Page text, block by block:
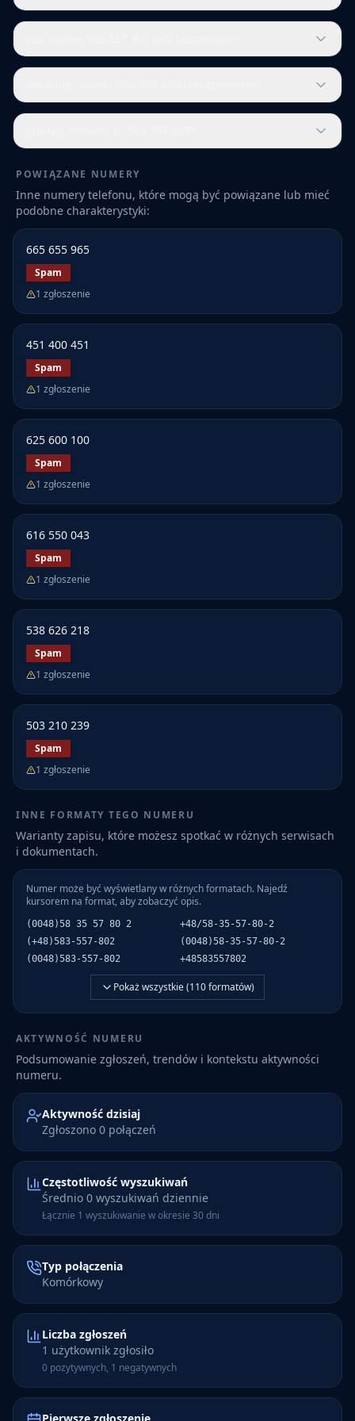
POWIĄZANE NUMERY
Inne numery telefonu, które mogą być powiązane lub mieć
podobne charakterystyki:
665 655 965
Spam
1 zgłoszenie
451 400 451
Spam
1 zgłoszenie
625 600 100
Spam
1 zgłoszenie
616 550 043
Spam
1 zgłoszenie
538 626 218
Spam
1 zgłoszenie
503 210 239
Spam
1 zgłoszenie
INNE FORMATY TEGO NUMERU
Warianty zapisu, które możesz spotkać w różnych serwisach
i dokumentach.
Numer może być wyświetlany w różnych formatach. Najedź
kursorem na format, aby zobaczyć opis.
(0048)58 35 57 80 2
+48/58-35-57-80-2
(+48)583-557-802
(0048)58-35-57-80-2
(0048)583-557-802
+48583557802
Pokaż wszystkie (110formatów)
AKTYWNOŚĆ NUMERU
Podsumowanie zgłoszeń, trendów i kontekstu aktywności
numeru.
Aktywność dzisiaj
Zgłoszono 0 połączeń
Częstotliwość wyszukiwań
Średnio 0 wyszukiwań dziennie
Łącznie 1 wyszukiwanie w okresie 30 dni
Typ połączenia
Komórkowy
Liczba zgłoszeń
1 użytkownik zgłosiło
0 pozytywnych, 1 negatywnych